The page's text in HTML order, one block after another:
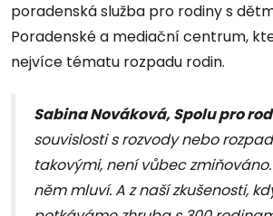
poradenská služba pro rodiny s
Poradenské a mediační centrum,
nejvíce tématu rozpadu rodin.
Sabina Nováková, Spolu pro
souvislosti s rozvody nebo
takovými, není vůbec
něm mluví. A z naší zkušenosti,